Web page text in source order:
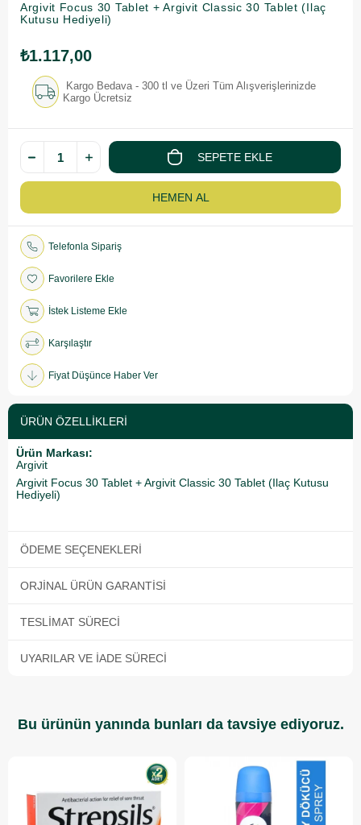
Argivit Focus 30 Tablet + Argivit Classic 30 Tablet (Ilaç
Kutusu Hediyeli)
₺1.117,00
Kargo Bedava - 300 tl ve Üzeri Tüm Alışverişlerinizde
Kargo Ücretsiz
Telefonla Sipariş
Favorilere Ekle
İstek Listeme Ekle
Karşılaştır
Fiyat Düşünce Haber Ver
ÜRÜN ÖZELLIKLERI
Ürün Markası:
Argivit
Argivit Focus 30 Tablet + Argivit Classic 30 Tablet (Ilaç Kutusu
Hediyeli)
ÖDEME SEÇENEKLERI
ORJINAL ÜRÜN GARANTISI
TESLIMAT SÜRECI
UYARILAR VE İADE SÜRECI
Bu ürünün yanında bunları da tavsiye ediyoruz.